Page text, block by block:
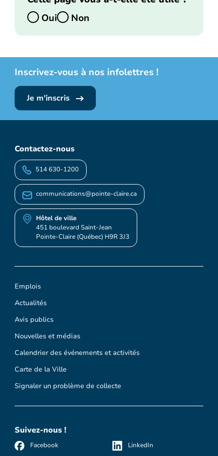
Oui
Non
Inscrivez-vous à nos infolettres !
Je m'inscris
Emplois
Actualités
Avis publics
Nouvelles et médias
Calendrier des événements et activités
Carte de la Ville
Signaler un problème de collecte
Contactez-nous
514 630-1200
communications@pointe-claire.ca
Hôtel de ville
451 boulevard Saint-Jean
Pointe-Claire (Québec) H9R 3J3
Suivez-nous !
Facebook LinkedIn